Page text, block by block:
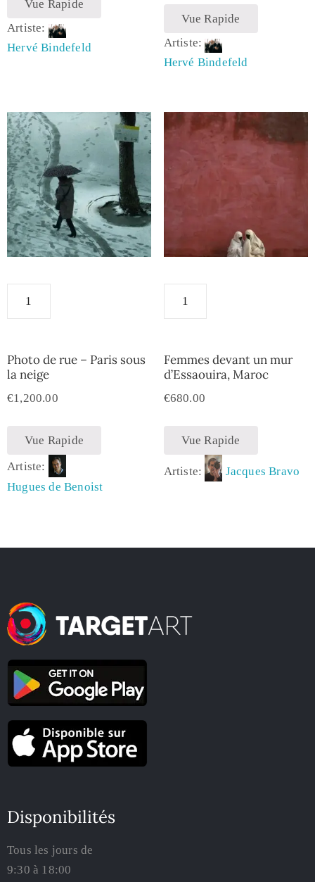
Vue Rapide
Artiste:
Hervé Bindefeld
Vue Rapide
Artiste:
Hervé Bindefeld
Photo de rue – Paris sous
la neige
€1,200.00
Vue Rapide
Artiste:
Hugues de Benoist
Femmes devant un mur
d’Essaouira, Maroc
€680.00
Vue Rapide
Artiste: Jacques Bravo
Disponibilités
Tous les jours de
9:30 à 18:00